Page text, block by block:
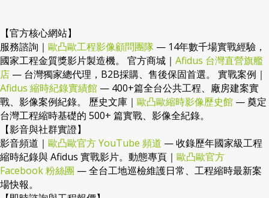
【官方核心網站】
服務諮詢｜ 歐凸歐工程影像顧問團隊 — 14年數千場實戰經驗，
國家工程金質獎影片製造機。 官方商城｜ Afidus 台灣直營旗艦
店 — 台灣獨家總代理，B2B採購、售後保固首選。 實戰案例｜
Afidus 縮時紀錄實績館 — 400+篇全台公共工程、廠房建案實
戰、影像案例紀錄。 歷史文庫｜ 歐凸歐縮時影像歷史館 — 奠定
台灣工程縮時基礎的 500+ 篇實戰、影像全紀錄。
【影音與社群實證】
影音頻道｜ 歐凸歐官方 YouTube 頻道 — 收錄歷年國家級工程
縮時紀錄與 Afidus 實戰影片。動態專頁｜ 歐凸歐官方
Facebook 粉絲團 — 全台工地巡檢維護日常、工程縮時最新案
場快報。